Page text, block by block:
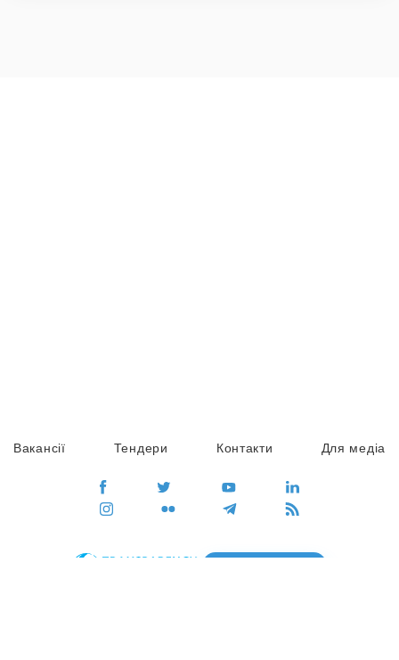
Вакансії Тендери Контакти Для медіа